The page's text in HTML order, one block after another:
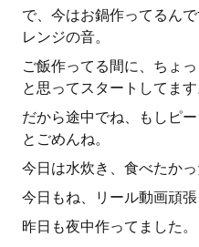
で、今はお鍋作ってるん
レンジの音。
ご飯作ってる間に、ちょ
と思ってスタートしてます
だから途中でね、もしピ
とごめんね。
今日は水炊き、食べたかっ
今日もね、リール動画頑張
昨日も夜中作ってました。